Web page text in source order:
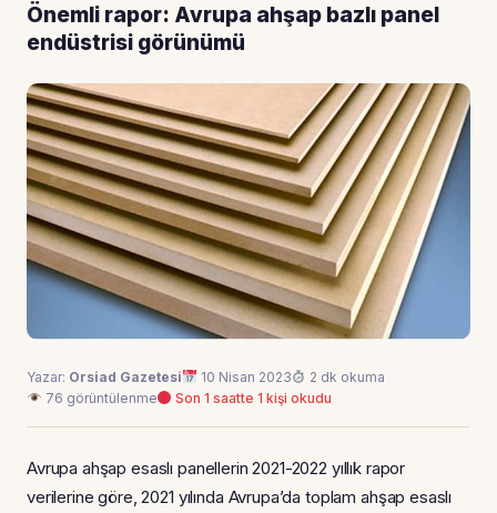
Önemli rapor: Avrupa ahşap bazlı panel
endüstrisi görünümü
Yazar: Orsiad Gazetesi 10 Nisan 2023
2 dk okuma
76 görüntülenme
Son 1 saatte 1 kişi okudu
Avrupa ahşap esaslı panellerin 2021-2022 yıllık rapor
verilerine göre, 2021 yılında Avrupa’da toplam ahşap esaslı